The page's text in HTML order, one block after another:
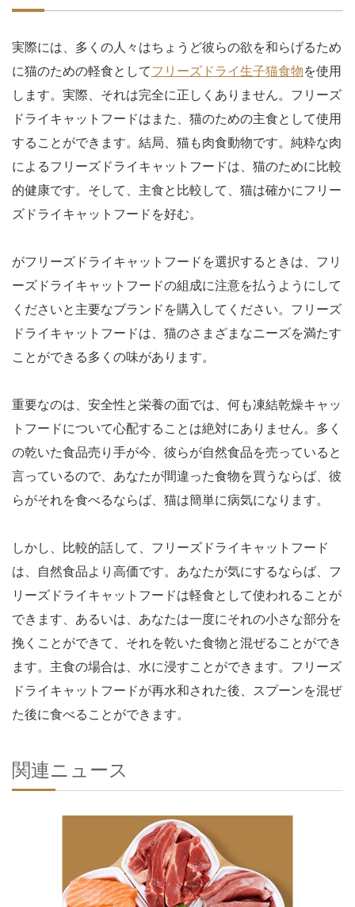
実際には、多くの人々はちょうど彼らの欲を和らげるため
に猫のための軽食としてフリーズドライ生子猫食物を使用
します。実際、それは完全に正しくありません。フリーズ
ドライキャットフードはまた、猫のための主食として使用
することができます。結局、猫も肉食動物です。純粋な肉
によるフリーズドライキャットフードは、猫のために比較
的健康です。そして、主食と比較して、猫は確かにフリー
ズドライキャットフードを好む。
がフリーズドライキャットフードを選択するときは、フリ
ーズドライキャットフードの組成に注意を払うようにして
くださいと主要なブランドを購入してください。フリーズ
ドライキャットフードは、猫のさまざまなニーズを満たす
ことができる多くの味があります。
重要なのは、安全性と栄養の面では、何も凍結乾燥キャッ
トフードについて心配することは絶対にありません。多く
の乾いた食品売り手が今、彼らが自然食品を売っていると
言っているので、あなたが間違った食物を買うならば、彼
らがそれを食べるならば、猫は簡単に病気になります。
しかし、比較的話して、フリーズドライキャットフード
は、自然食品より高価です。あなたが気にするならば、フ
リーズドライキャットフードは軽食として使われることが
できます、あるいは、あなたは一度にそれの小さな部分を
挽くことができて、それを乾いた食物と混ぜることができ
ます。主食の場合は、水に浸すことができます。フリーズ
ドライキャットフードが再水和された後、スプーンを混ぜ
た後に食べることができます。
関連ニュース